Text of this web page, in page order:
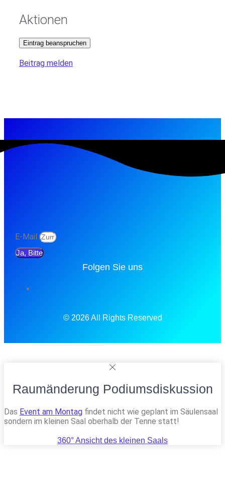
Aktionen
Eintrag beanspruchen
Beitrag melden
E-Mail
Ja, Bitte
Folgen Sie uns
© 2026 All Rights Reserved
Raumänderung Podiumsdiskussion
Das Event am Montag findet nicht wie geplant im Säulensaal
sondern im kleinen Saal oberhalb der Tenne statt!
360° Ansicht des kleinen Saals